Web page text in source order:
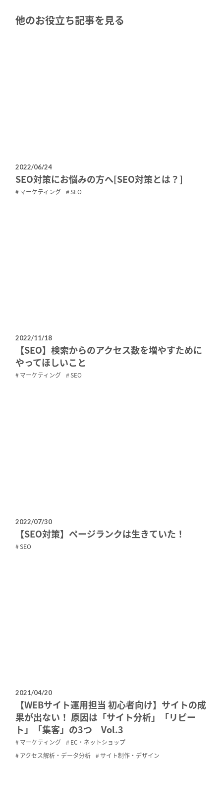
他のお役立ち記事を見る
2022/06/24
SEO対策にお悩みの方へ[SEO対策とは？]
マーケティング SEO
2022/11/18
【SEO】検索からのアクセス数を増やすために
やってほしいこと
マーケティング SEO
2022/07/30
【SEO対策】ページランクは生きていた！
SEO
2021/04/20
【WEBサイト運用担当 初心者向け】サイトの成
果が出ない！ 原因は「サイト分析」「リピー
ト」「集客」の3つ Vol.3
マーケティング
EC・ネットショップ
アクセス解析・データ分析
サイト制作・デザイン